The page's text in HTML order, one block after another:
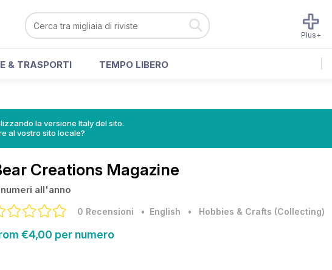
Plus+
& TRASPORTI TEMPO LIBERO
la versione Italy del sito.
al vostro sito locale?
Creations Magazine
all'anno
0 Recensioni • English • Hobbies & Crafts (Collecting)
€4,00 per numero